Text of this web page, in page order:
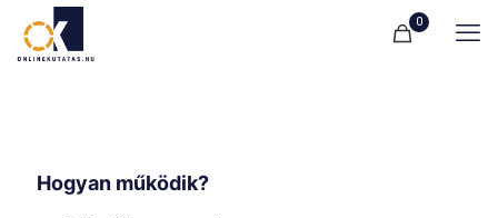
0
Hogyan működik?